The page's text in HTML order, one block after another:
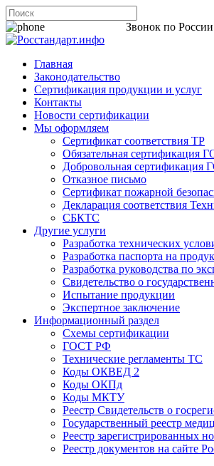
Звонок по
Главная
Законодательство
Сертификация продукции и услуг
Контакты
Новости сертификации
Мы оформляем
Сертификат соответствия ТР
Обязательная сертификация
Добровольная сертификация
Отказное письмо
Сертификат пожарной
Декларация соответствия
СБКТС
Другие услуги
Разработка технических
Разработка паспорта на
Разработка руководства по
Свидетельство о
Испытание продукции
Экспертное заключение
Информационный раздел
Схемы сертификации
ГОСТ РФ
Технические регламенты ТС
Коды ОКВЕД 2
Коды ОКПд
Коды МКТУ
Реестр Свидетельств о
Государственный реестр
Реестр зарегистрированных
Реестр документов на сайте